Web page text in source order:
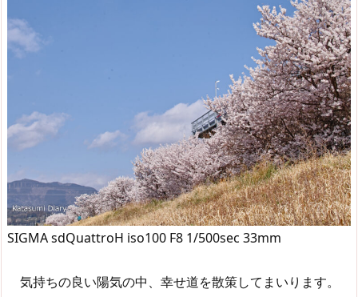
SIGMA sdQuattroH iso100 F8 1/500sec 33mm
気持ちの良い陽気の中、幸せ道を散策してまいります。